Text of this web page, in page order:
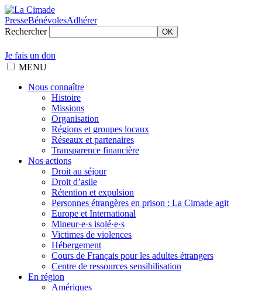
PresseBénévolesAdhérer
Rechercher
OK
Je fais un don
MENU
Nous connaître
Histoire
Missions
Organisation
Régions et groupes locaux
Réseaux et partenaires
Transparence financière
Nos actions
Droit au séjour
Droit d’asile
Rétention et expulsion
Personnes étrangères en prison : La Cimade agit
Europe et International
Mineur·e·s isolé·e·s
Victimes de violences
Hébergement
Cours de Français pour les adultes étrangers
Centre de ressources sensibilisation
En région
Amériques